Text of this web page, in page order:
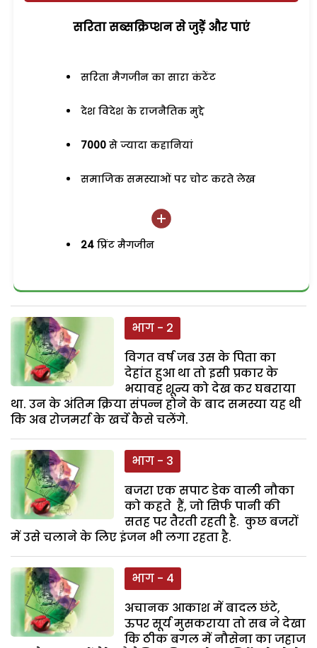
सरिता सब्सक्रिप्शन से जुड़ेें और पाएं
सरिता मैगजीन का सारा कंटेंट
देश विदेश के राजनैतिक मुद्दे
7000 से ज्यादा कहानियां
समाजिक समस्याओं पर चोट करते लेख
24 प्रिंट मैगजीन
भाग - 2
विगत वर्ष जब उस के पिता का
देहांत हुआ था तो इसी प्रकार के
भयावह शून्य को देख कर घबराया
था. उन के अंतिम क्रिया संपन्न होने के बाद समस्या यह थी
कि अब रोजमर्रा के खर्चे कैसे चलेंगे.
भाग - 3
बजरा एक सपाट डेक वाली नौका
को कहते हैं, जो सिर्फ पानी की
सतह पर तैरती रहती है. कुछ बजरों
में उसे चलाने के लिए इंजन भी लगा रहता है.
भाग - 4
अचानक आकाश में बादल छंटे,
ऊपर सूर्य मुसकराया तो सब ने देखा
कि ठीक बगल में नौसेना का जहाज